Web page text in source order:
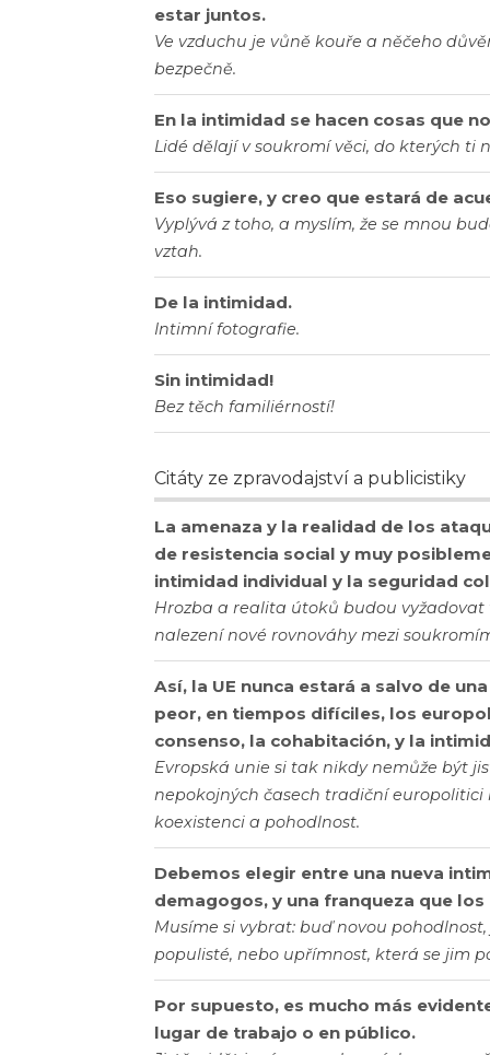
estar juntos.
Ve vzduchu je vůně kouře a něčeho
bezpečně.
En la intimidad se hacen cosas que
Lidé dělají v soukromí věci, do kterých ti
Eso sugiere, y creo que estará de
Vyplývá z toho, a myslím, že se mnou
vztah.
De la intimidad.
Intimní fotografie.
Sin intimidad!
Bez těch familiérností!
Citáty ze zpravodajství a publicistiky
La amenaza y la realidad de los
de resistencia social y muy
intimidad individual y la seguridad
Hrozba a realita útoků budou
nalezení nové rovnováhy mezi
Así, la UE nunca estará a salvo de
peor, en tiempos difíciles, los
consenso, la cohabitación, y la
Evropská unie si tak nikdy nemůže být
nepokojných časech tradiční
koexistenci a pohodlnost.
Debemos elegir entre una nueva
demagogos, y una franqueza que
Musíme si vybrat: buď novou
populisté, nebo upřímnost, která se jim
Por supuesto, es mucho más
lugar de trabajo o en público.